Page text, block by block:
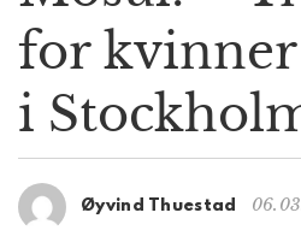
for
i
Øyvind Thuestad